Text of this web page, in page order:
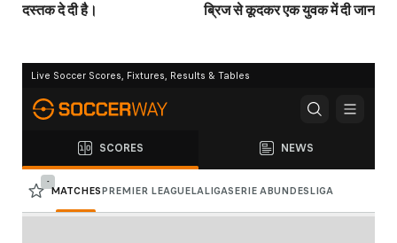
दस्तक दे दी है।
ब्रिज से कूदकर एक युवक में दी जान